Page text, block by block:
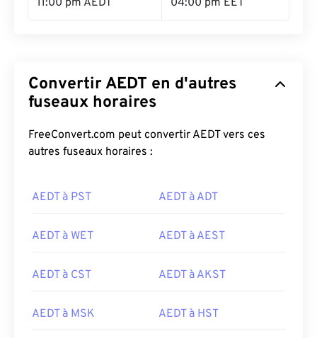
11:00 pm AEDT 04:00 pm EET
Convertir AEDT en d'autres
fuseaux horaires
FreeConvert.com peut convertir AEDT vers ces
autres fuseaux horaires :
AEDT à PST AEDT à ADT
AEDT à WET AEDT à AEST
AEDT à CST AEDT à AKST
AEDT à MSK AEDT à HST